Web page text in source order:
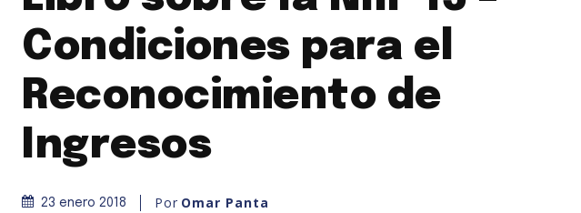
Condiciones para el
Reconocimiento de
Ingresos
23 enero 2018 Por Omar Panta